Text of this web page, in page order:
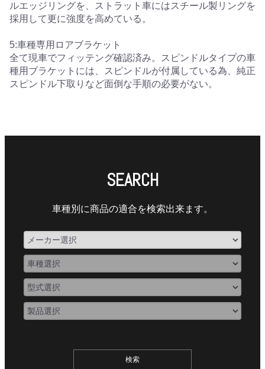
ルエッジリングを、ストラット車にはスチール製リングを
採用して更に強度を高めている。
5:車種専用ロアブラケット
全て現車でフィッテング確認済み。スピンドルタイプの車
種用ブラケットには、スピンドルが付属している為、純正
スピンドル下取りなど面倒な手順の必要がない。
SEARCH
車種別に商品の適合を検索出来ます。